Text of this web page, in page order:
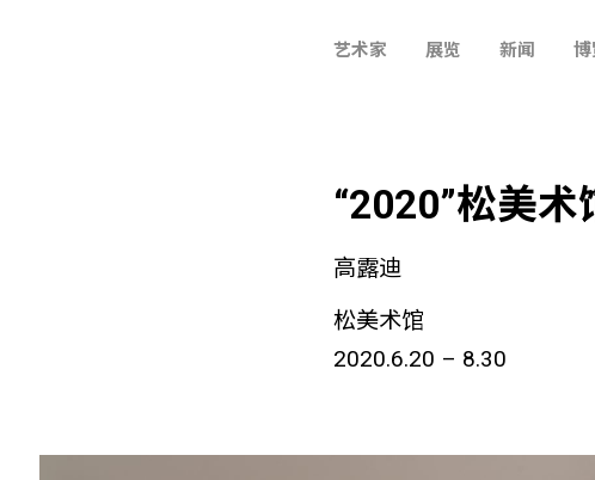
艺术家 展览 新闻 博
“2020”松美术
高露迪
松美术馆
2020.6.20 – 8.30